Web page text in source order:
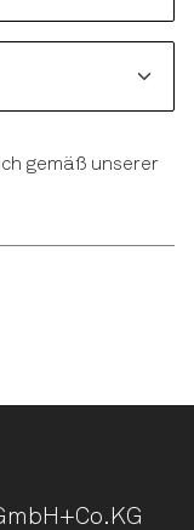
gemäß unserer